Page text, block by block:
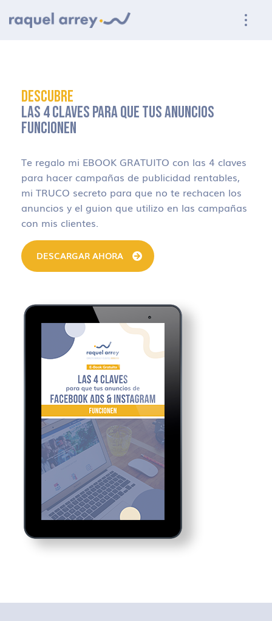
DESCUBRE
LAS 4 CLAVES PARA QUE TUS ANUNCIOS
FUNCIONEN
Te regalo mi EBOOK GRATUITO con las 4 claves
para hacer campañas de publicidad rentables,
mi TRUCO secreto para que no te rechacen los
anuncios y el guion que utilizo en las campañas
con mis clientes.
DESCARGAR AHORA